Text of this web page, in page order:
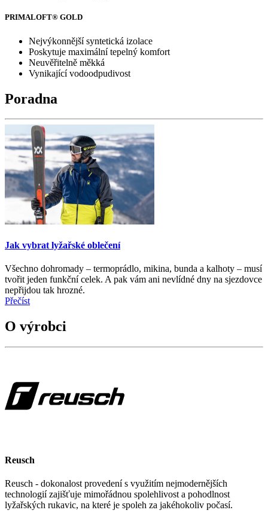
PRIMALOFT® GOLD
Nejvýkonnější syntetická izolace
Poskytuje maximální tepelný komfort
Neuvěřitelně měkká
Vynikající vodoodpudivost
Poradna
Jak vybrat lyžařské oblečení
Všechno dohromady – termoprádlo, mikina, bunda a kalhoty – musí
tvořit jeden funkční celek. A pak vám ani nevlídné dny na sjezdovce
nepřijdou tak hrozné.
Přečíst
O výrobci
Reusch
Reusch - dokonalost provedení s využitím nejmodernějších
technologií zajišťuje mimořádnou spolehlivost a pohodlnost
lyžařských rukavic, na které je spoleh za jakéhokoliv počasí.